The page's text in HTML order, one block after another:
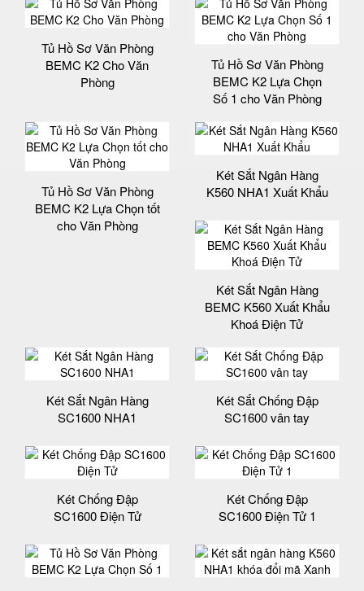
Tủ Hồ Sơ Văn Phòng
BEMC K2 Cho Văn
Phòng
Tủ Hồ Sơ Văn Phòng
BEMC K2 Lựa Chọn
Số 1 cho Văn Phòng
Tủ Hồ Sơ Văn Phòng
BEMC K2 Lựa Chọn tốt
cho Văn Phòng
Két Sắt Ngân Hàng
K560 NHA1 Xuất Khẩu
Két Sắt Ngân Hàng
BEMC K560 Xuất Khẩu
Khoá Điện Tử
Két Sắt Ngân Hàng
SC1600 NHA1
Két Sắt Chống Đập
SC1600 vân tay
Két Chống Đập
SC1600 Điện Tử
Két Chống Đập
SC1600 Điện Tử 1